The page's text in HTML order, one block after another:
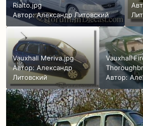
Rialto.jpg
Автор:Александр Литовский
Vauxhall Meriva.jpg
Автор: Александр
Литовский
Vauxhall
Автор: